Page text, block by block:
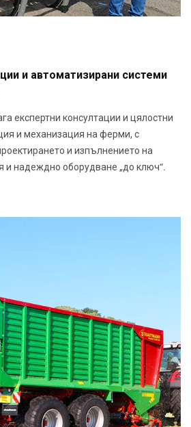
и автоматизирани системи
експертни консултации и цялостни
и механизация на ферми, с
и изпълнението на
и надеждно оборудване „до ключ“.